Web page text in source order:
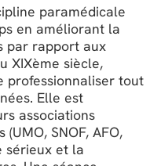
paramédicale
en améliorant la
par rapport aux
XIXème siècle,
professionnaliser tout
Elle est
associations
SNOF, AFO,
sérieux et la